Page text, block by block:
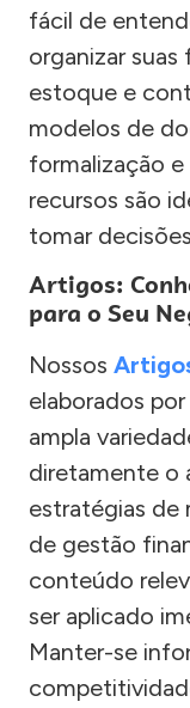
fácil de
organizar suas
estoque e
modelos de
formalização
recursos são
tomar
Artigos:
para o Seu
Nossos
elaborados
ampla
diretamente o
estratégias de
de gestão
conteúdo
ser aplicado
Manter-se